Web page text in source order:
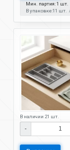
Мин. партия: 1 шт.
В упаковке:11 шт.
В наличии 21 шт.
-